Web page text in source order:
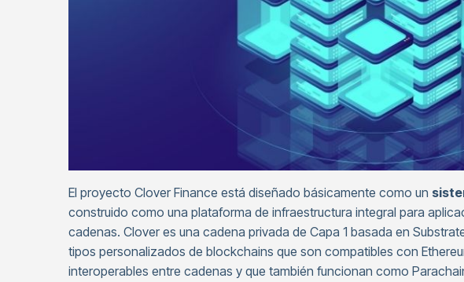
El proyecto Clover Finance está diseñado básicamente como un
construido como una plataforma de infraestructura integral para
cadenas. Clover es una cadena privada de Capa 1 basada en
tipos personalizados de blockchains que son compatibles con
interoperables entre cadenas y que también funcionan como